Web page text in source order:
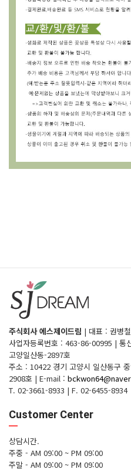
주식회사 에스제이드림 | 대표 : 권병철
사업자등록번호 : 463-86-00995 | 통
고양일산동-2897호
주소 : 10422 경기 고양시 일산동구
2908호 | E-mail :
T. 02-3661-8933 | F. 02-6455-8934
Customer Center
상담시간.
주중 - AM 09:00 ~ PM 09:00
주말 - AM 09:00 ~ PM 09:00